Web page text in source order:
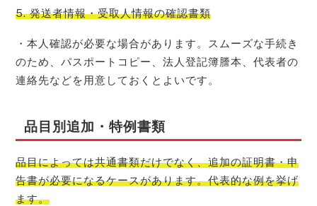
5. 発送者情報・受取人情報の確認書類
・本人確認が必要な場合があります。スムーズな手続き
のため、パスポートコピー、法人登記簿謄本、代表者の
連絡先などを用意しておくとよいです。
品目別追加・特例書類
品目によっては共通書類だけでなく、追加の証明書・申
告書が必要になるケースがあります。代表的な例を挙げ
ます。